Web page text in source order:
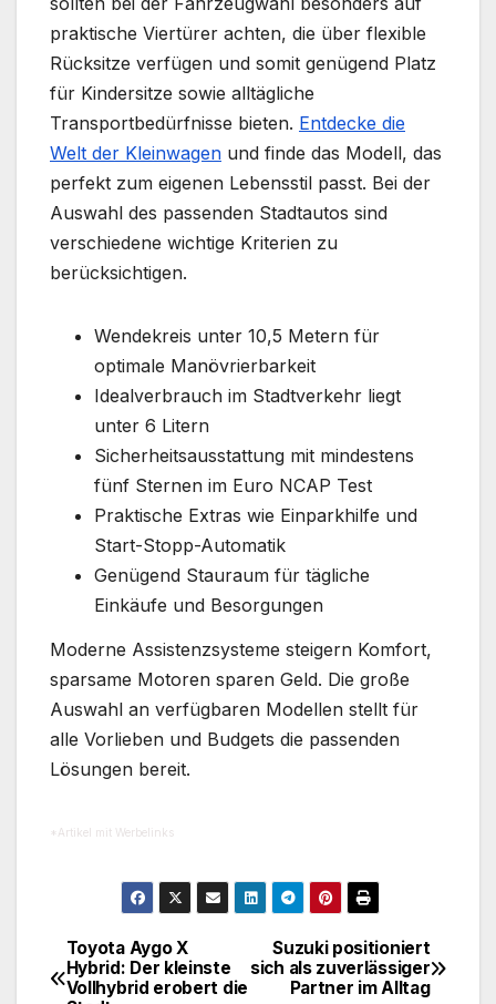
praktische Viertürer achten, die über flexible
Rücksitze verfügen und somit genügend Platz
für Kindersitze sowie alltägliche
Transportbedürfnisse bieten. Entdecke die
Welt der Kleinwagen und finde das Modell, das
perfekt zum eigenen Lebensstil passt. Bei der
Auswahl des passenden Stadtautos sind
verschiedene wichtige Kriterien zu
berücksichtigen.
Wendekreis unter 10,5 Metern für
optimale Manövrierbarkeit
Idealverbrauch im Stadtverkehr liegt
unter 6 Litern
Sicherheitsausstattung mit mindestens
fünf Sternen im Euro NCAP Test
Praktische Extras wie Einparkhilfe und
Start-Stopp-Automatik
Genügend Stauraum für tägliche
Einkäufe und Besorgungen
Moderne Assistenzsysteme steigern Komfort,
sparsame Motoren sparen Geld. Die große
Auswahl an verfügbaren Modellen stellt für
alle Vorlieben und Budgets die passenden
Lösungen bereit.
*Artikel mit Werbelinks
Beitragsnavigation
Suzuki positioniert
sich als zuverlässiger
Partner im Alltag
Toyota Aygo X
Hybrid: Der kleinste
Vollhybrid erobert die